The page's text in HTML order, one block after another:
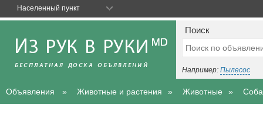
Поиск
Например: Пылесос
Объявления Животные и растения Животные
Населенный пункт